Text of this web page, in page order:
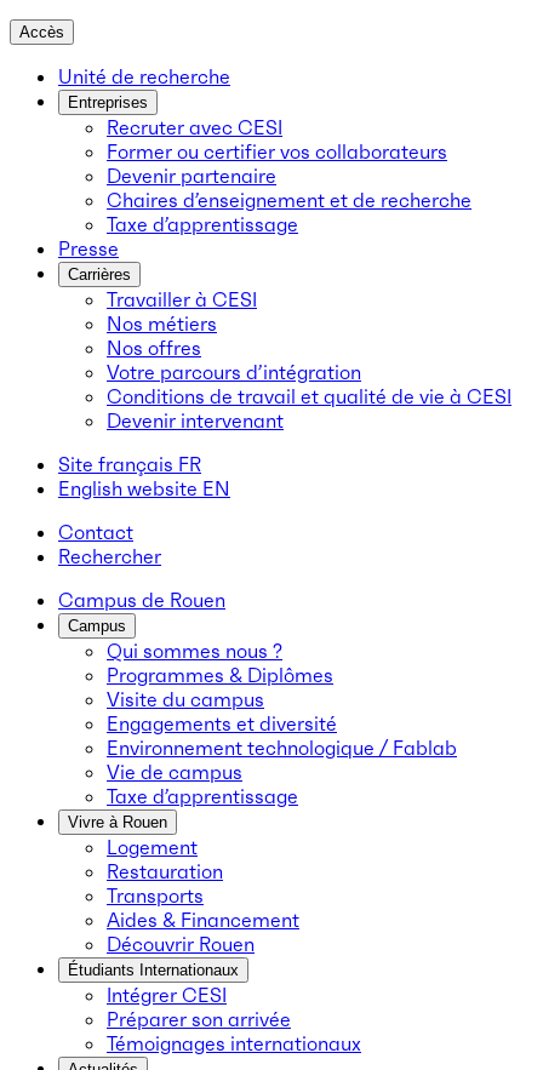
Accès
Unité de recherche
Entreprises
Recruter avec CESI
Former ou certifier vos collaborateurs
Devenir partenaire
Chaires d’enseignement et de recherche
Taxe d’apprentissage
Presse
Carrières
Travailler à CESI
Nos métiers
Nos offres
Votre parcours d’intégration
Conditions de travail et qualité de vie à CESI
Devenir intervenant
Site français FR
English website EN
Contact
Rechercher
Campus de Rouen
Campus
Qui sommes nous ?
Programmes & Diplômes
Visite du campus
Engagements et diversité
Environnement technologique / Fablab
Vie de campus
Taxe d’apprentissage
Vivre à Rouen
Logement
Restauration
Transports
Aides & Financement
Découvrir Rouen
Étudiants Internationaux
Intégrer CESI
Préparer son arrivée
Témoignages internationaux